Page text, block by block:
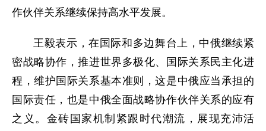
作伙伴关系继续保持高水平发展。
王毅表示，在国际和多边舞台上，中俄继续紧
密战略协作，推进世界多极化、国际关系民主化进
程，维护国际关系基本准则，这是中俄应当承担的
国际责任，也是中俄全面战略协作伙伴关系的应有
之义。金砖国家机制紧跟时代潮流，展现充沛活